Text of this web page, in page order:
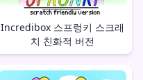
Incredibox 스프렁키 스크래
치 친화적 버전